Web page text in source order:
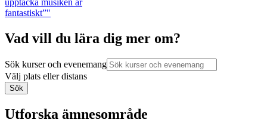
upptäcka musiken är
fantastiskt”"
Vad vill du lära dig mer om?
Sök kurser och evenemang
Välj plats eller distans
Sök
Utforska ämnesområde